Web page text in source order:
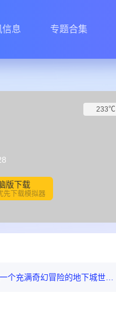
信息 专题合集
版下载
先下载模拟器
233℃
下城世界 唤醒你心中的格斗之魂！